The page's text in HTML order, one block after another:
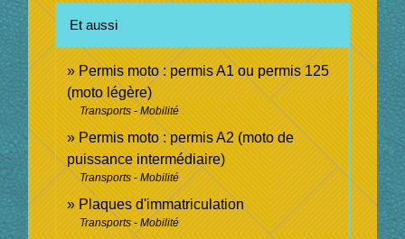
Et aussi
Permis moto : permis A1 ou permis 125
(moto légère)
Transports - Mobilité
Permis moto : permis A2 (moto de
puissance intermédiaire)
Transports - Mobilité
Plaques d'immatriculation
Transports - Mobilité